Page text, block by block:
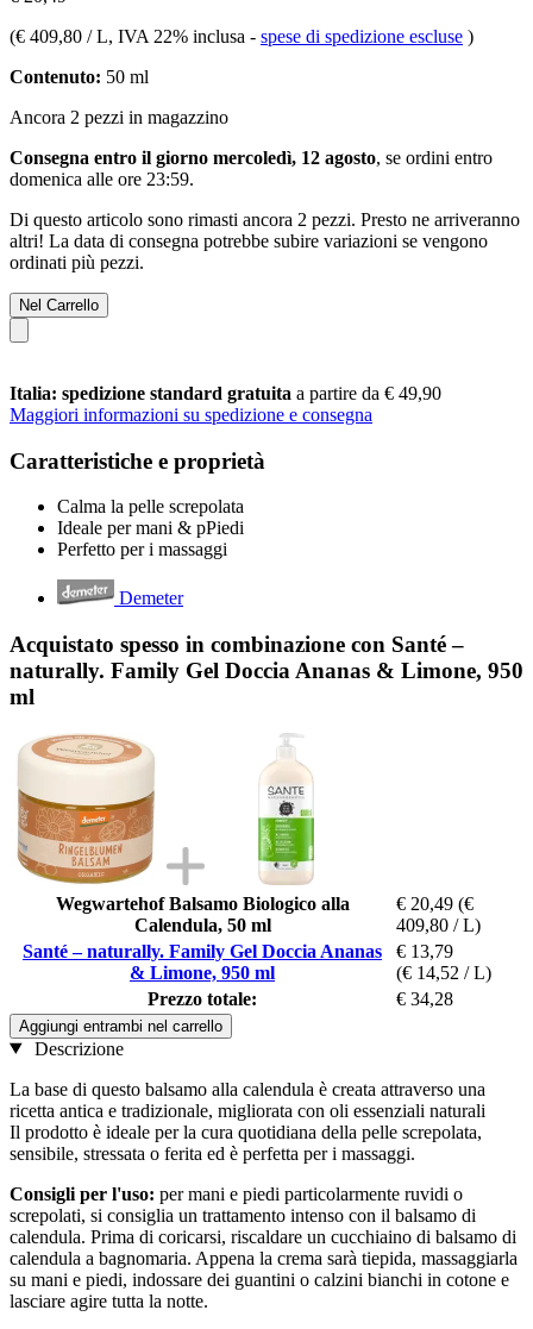
(€ 409,80 / L, IVA 22% inclusa - spese di spedizione escluse )
Contenuto: 50 ml
Ancora 2 pezzi in magazzino
Consegna entro il giorno mercoledì, 12 agosto, se ordini entro
domenica alle ore 23:59.
Di questo articolo sono rimasti ancora 2 pezzi. Presto ne arriveranno
altri! La data di consegna potrebbe subire variazioni se vengono
ordinati più pezzi.
Nel Carrello
Italia: spedizione standard gratuita a partire da € 49,90
Maggiori informazioni su spedizione e consegna
Caratteristiche e proprietà
Calma la pelle screpolata
Ideale per mani & pPiedi
Perfetto per i massaggi
Demeter
Acquistato spesso in combinazione con Santé –
naturally. Family Gel Doccia Ananas & Limone, 950
ml
Wegwartehof Balsamo Biologico alla
Calendula, 50 ml
€ 20,49 (€
409,80 / L)
Santé – naturally. Family Gel Doccia Ananas
& Limone, 950 ml
€ 13,79
(€ 14,52 / L)
Prezzo totale:
€ 34,28
Aggiungi entrambi nel carrello
Descrizione
La base di questo balsamo alla calendula è creata attraverso una
ricetta antica e tradizionale, migliorata con oli essenziali naturali
Il prodotto è ideale per la cura quotidiana della pelle screpolata,
sensibile, stressata o ferita ed è perfetta per i massaggi.
Consigli per l'uso: per mani e piedi particolarmente ruvidi o
screpolati, si consiglia un trattamento intenso con il balsamo di
calendula. Prima di coricarsi, riscaldare un cucchiaino di balsamo di
calendula a bagnomaria. Appena la crema sarà tiepida, massaggiarla
su mani e piedi, indossare dei guantini o calzini bianchi in cotone e
lasciare agire tutta la notte.